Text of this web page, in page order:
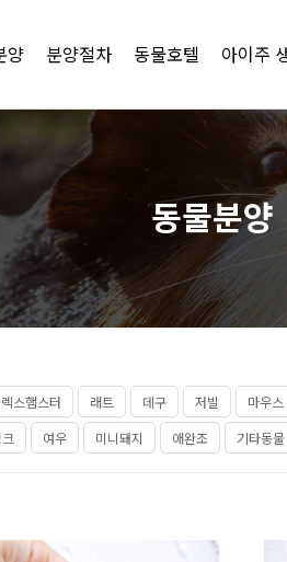
양 분양절차 동물호텔 아이주
동물분양
스햄스터 래트 데구 저빌 마우스
크 여우 미니돼지 애완조 기타동물